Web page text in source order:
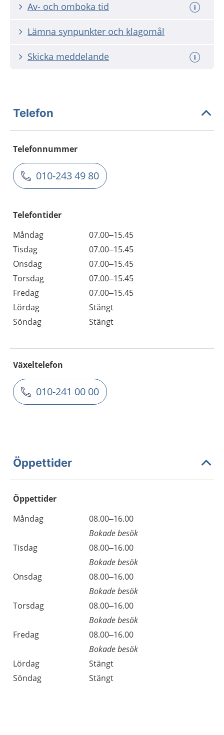
Av- och omboka tid
Lämna synpunkter och klagomål
Skicka meddelande
Telefon
Telefonnummer
010-243 49 80
Telefontider
Måndag
07.00–15.45
Tisdag
07.00–15.45
Onsdag
07.00–15.45
Torsdag
07.00–15.45
Fredag
07.00–15.45
Lördag
Stängt
Söndag
Stängt
Växeltelefon
010-241 00 00
Öppettider
Öppettider
Dag
Öppettider
Kommentarer
Måndag
08.00–16.00
Bokade besök
Tisdag
08.00–16.00
Bokade besök
Onsdag
08.00–16.00
Bokade besök
Torsdag
08.00–16.00
Bokade besök
Fredag
08.00–16.00
Bokade besök
Lördag
Stängt
Söndag
Stängt